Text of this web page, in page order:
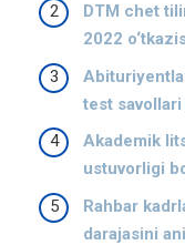
DTM chet
2022
test
Akademik
ustuvorligi
Rahbar
darajasini